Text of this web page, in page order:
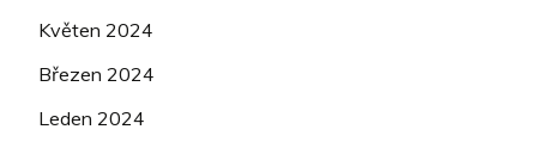
Květen 2024
Březen 2024
Leden 2024